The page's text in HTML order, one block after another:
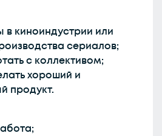
киноиндустрии или
сериалов;
с коллективом;
хороший и
продукт.